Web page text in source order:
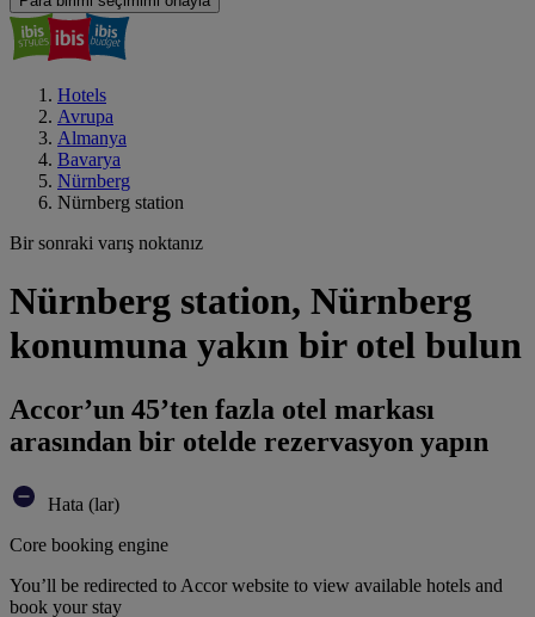
Hotels
Avrupa
Almanya
Bavarya
Nürnberg
Nürnberg station
Bir sonraki varış noktanız
Nürnberg station, Nürnberg
konumuna yakın bir otel bulun
Accor’un 45’ten fazla otel markası
arasından bir otelde rezervasyon yapın
Hata (lar)
Core booking engine
You’ll be redirected to Accor website to view available hotels and
book your stay